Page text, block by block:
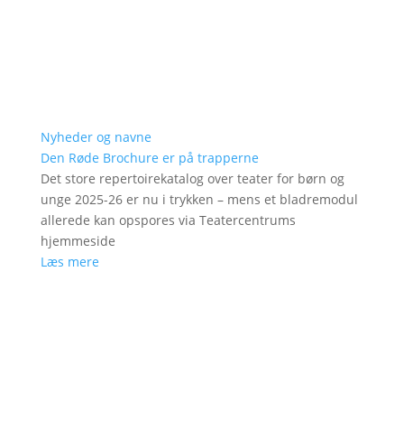
Nyheder og navne
Den Røde Brochure er på trapperne
Det store repertoirekatalog over teater for børn og
unge 2025-26 er nu i trykken – mens et bladremodul
allerede kan opspores via Teatercentrums
hjemmeside
Læs mere